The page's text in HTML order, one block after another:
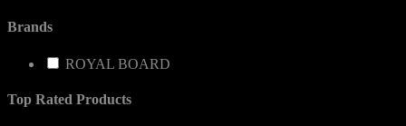
Brands
ROYAL BOARD
Top Rated Products